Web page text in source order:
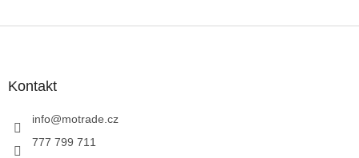
Kontakt
info@motrade.cz
777 799 711